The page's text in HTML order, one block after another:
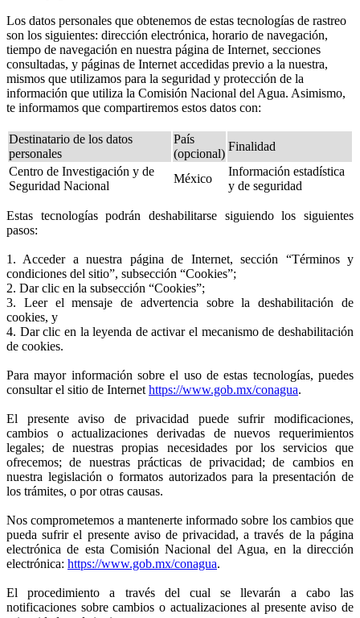
Los datos personales que obtenemos de estas tecnologías de rastreo
son los siguientes: dirección electrónica, horario de navegación,
tiempo de navegación en nuestra página de Internet, secciones
consultadas, y páginas de Internet accedidas previo a la nuestra,
mismos que utilizamos para la seguridad y protección de la
información que utiliza la Comisión Nacional del Agua. Asimismo,
te informamos que compartiremos estos datos con:
Destinatario de los datos
personales
País
(opcional)
Finalidad
Centro de Investigación y de
Seguridad Nacional
México
Información estadística
y de seguridad
Estas tecnologías podrán deshabilitarse siguiendo los siguientes
pasos:
1. Acceder a nuestra página de Internet, sección “Términos y
condiciones del sitio”, subsección “Cookies”;
2. Dar clic en la subsección “Cookies”;
3. Leer el mensaje de advertencia sobre la deshabilitación de
cookies, y
4. Dar clic en la leyenda de activar el mecanismo de deshabilitación
de cookies.
Para mayor información sobre el uso de estas tecnologías, puedes
consultar el sitio de Internethttps://www.gob.mx/conagua.
El presente aviso de privacidad puede sufrir modificaciones,
cambios o actualizaciones derivadas de nuevos requerimientos
legales; de nuestras propias necesidades por los servicios que
ofrecemos; de nuestras prácticas de privacidad; de cambios en
nuestra legislación o formatos autorizados para la presentación de
los trámites, o por otras causas.
Nos comprometemos a mantenerte informado sobre los cambios que
pueda sufrir el presente aviso de privacidad, a través de la página
electrónica de esta Comisión Nacional del Agua, en la dirección
electrónica: https://www.gob.mx/conagua.
El procedimiento a través del cual se llevarán a cabo las
notificaciones sobre cambios o actualizaciones al presente aviso de